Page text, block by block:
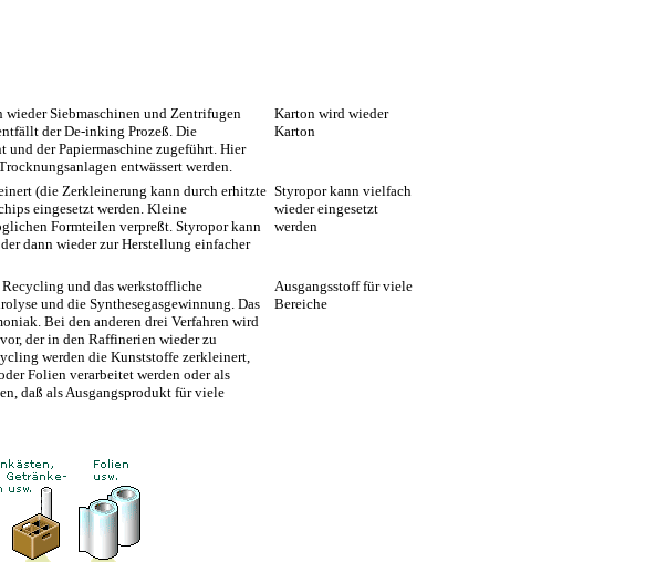
wieder Siebmaschinen und Zentrifugen
der De-inking Prozeß. Die
und der Papiermaschine zugeführt. Hier
entwässert werden.
Karton wird wieder
Karton
(die Zerkleinerung kann durch erhitzte
eingesetzt werden. Kleine
Formteilen verpreßt. Styropor kann
dann wieder zur Herstellung einfacher
Styropor kann vielfach
wieder eingesetzt
werden
und das werkstoffliche
und die Synthesegasgewinnung. Das
Bei den anderen drei Verfahren wird
der in den Raffinerien wieder zu
werden die Kunststoffe zerkleinert,
Folien verarbeitet werden oder als
daß als Ausgangsprodukt für viele
Ausgangsstoff für viele
Bereiche